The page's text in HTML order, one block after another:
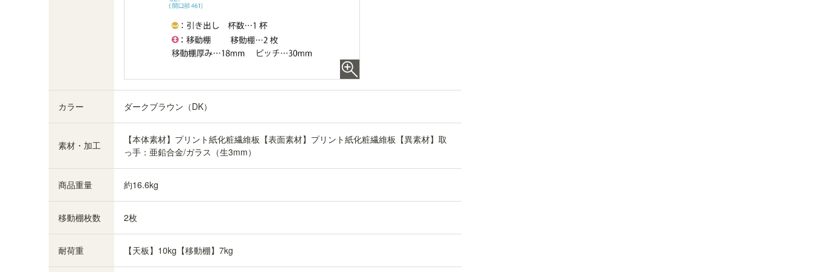
カラー ダークブラウン（DK）
素材・加工
【本体素材】プリント紙化粧繊維板【表面素材】プリント紙化粧繊維板【異素材】取
っ手：亜鉛合金/ガラス（生3mm）
商品重量 約16.6kg
移動棚枚数 2枚
耐荷重 【天板】10kg【移動棚】7kg